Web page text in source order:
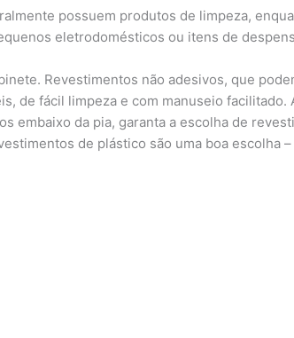
possuem produtos de limpeza,
eletrodomésticos ou itens de
Revestimentos não adesivos, que
de fácil limpeza e com manuseio facilitado.
embaixo da pia, garanta a escolha de
de plástico são uma boa escolha